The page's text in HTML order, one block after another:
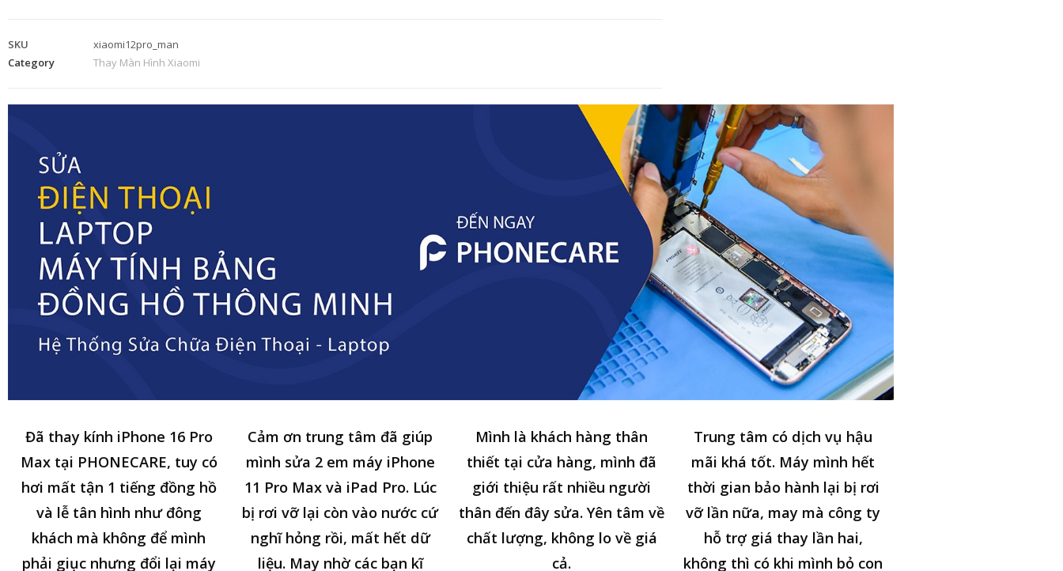
SKU
xiaomi12pro_man
Category
Thay Màn Hình Xiaomi
Đã thay kính iPhone 16 Pro
Max tại PHONECARE, tuy có
hơi mất tận 1 tiếng đồng hồ
và lễ tân hình như đông
khách mà không để mình
phải giục nhưng đổi lại máy
Cảm ơn trung tâm đã giúp
mình sửa 2 em máy iPhone
11 Pro Max và iPad Pro. Lúc
bị rơi vỡ lại còn vào nước cứ
nghĩ hỏng rồi, mất hết dữ
liệu. May nhờ các bạn kĩ
Mình là khách hàng thân
thiết tại cửa hàng, mình đã
giới thiệu rất nhiều người
thân đến đây sửa. Yên tâm về
chất lượng, không lo về giá
cả.
Trung tâm có dịch vụ hậu
mãi khá tốt. Máy mình hết
thời gian bảo hành lại bị rơi
vỡ lần nữa, may mà công ty
hỗ trợ giá thay lần hai,
không thì có khi mình bỏ con